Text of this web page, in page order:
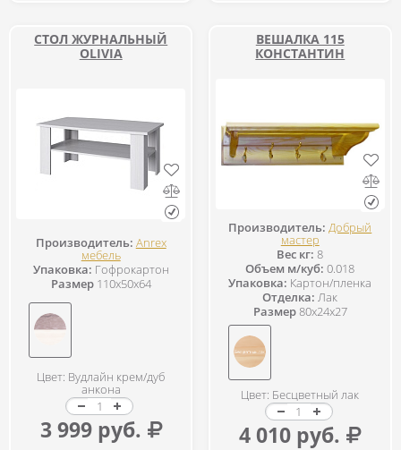
СТОЛ ЖУРНАЛЬНЫЙ
OLIVIA
Производитель: Anrex
мебель
Упаковка: Гофрокартон
Размер110x50x64
Цвет: Вудлайн крем/дуб
анкона
3 999 руб.
ВЕШАЛКА 115
КОНСТАНТИН
Производитель: Добрый
мастер
Вес кг: 8
Объем м/куб: 0.018
Упаковка: Картон/пленка
Отделка: Лак
Размер80x24x27
Цвет: Бесцветный лак
4 010 руб.